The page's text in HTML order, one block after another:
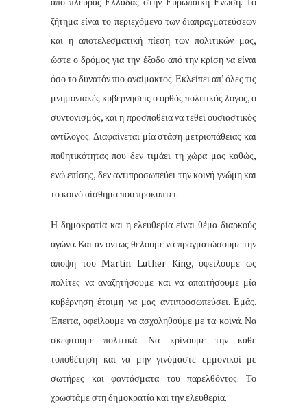
ζήτημα είναι το περιεχόμενο των διαπραγματεύσεων
και η αποτελεσματική πίεση των πολιτικών μας,
ώστε ο δρόμος για την έξοδο από την κρίση να είναι
όσο το δυνατόν πιο αναίμακτος. Εκλείπει απ’ όλες τις
μνημονιακές κυβερνήσεις ο ορθός πολιτικός λόγος, ο
συντονισμός, και η προσπάθεια να τεθεί ουσιαστικός
αντίλογος. Διαφαίνεται μία στάση μετριοπάθειας και
παθητικότητας που δεν τιμάει τη χώρα μας καθώς,
ενώ επίσης, δεν αντιπροσωπεύει την κοινή γνώμη και
το κοινό αίσθημα που προκύπτει.
Η δημοκρατία και η ελευθερία είναι θέμα διαρκούς
αγώνα. Και αν όντως θέλουμε να πραγματώσουμε την
άποψη του Martin Luther King, οφείλουμε ως
πολίτες να αναζητήσουμε και να απαιτήσουμε μία
κυβέρνηση έτοιμη να μας αντιπροσωπεύσει. Εμάς.
Έπειτα, οφείλουμε να ασχοληθούμε με τα κοινά. Να
σκεφτούμε πολιτικά. Να κρίνουμε την κάθε
τοποθέτηση και να μην γινόμαστε εμμονικοί με
σωτήρες και φαντάσματα του παρελθόντος. Το
χρωστάμε στη δημοκρατία και την ελευθερία.